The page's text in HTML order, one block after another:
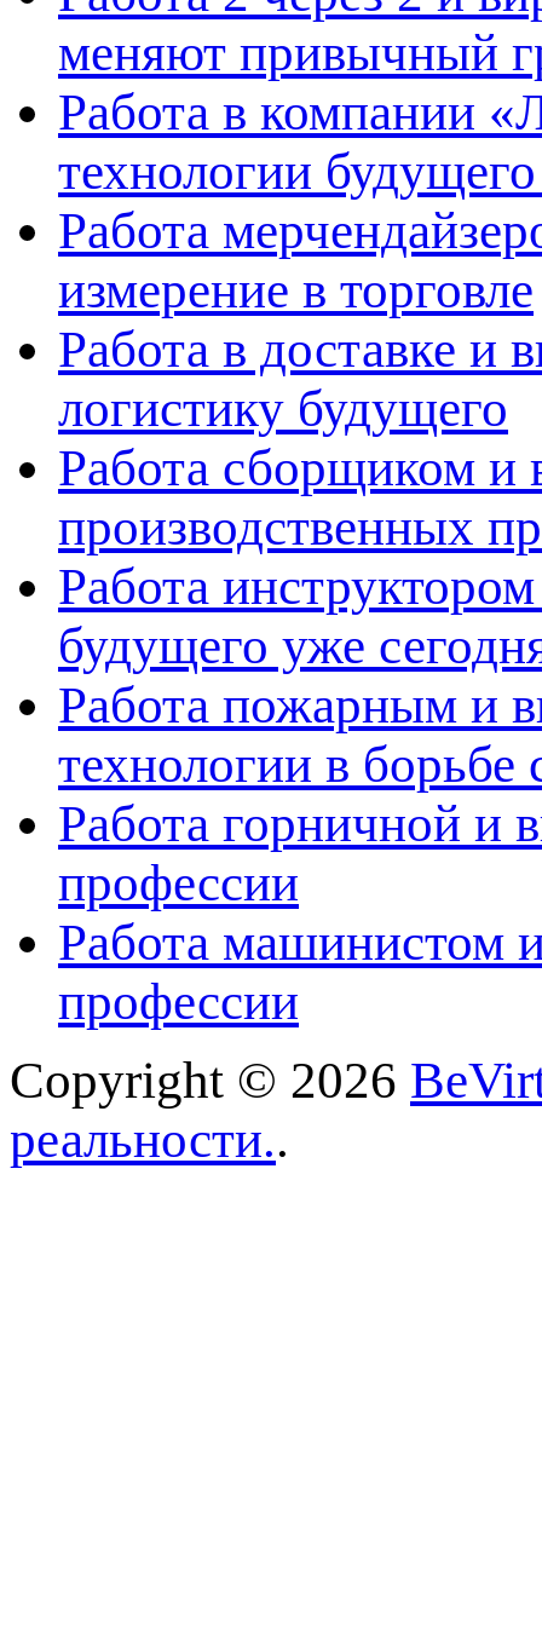
меняют привычный
Работа в компании
технологии
Работа
измерение в торговле
Работа в доставке и
логистику будущего
Работа сборщиком и
производственных
Работа
будущего уже
Работа пожарным и
технологии в борьбе
Работа горничной и
профессии
Работа машинистом
профессии
Copyright © 2026
реальности..